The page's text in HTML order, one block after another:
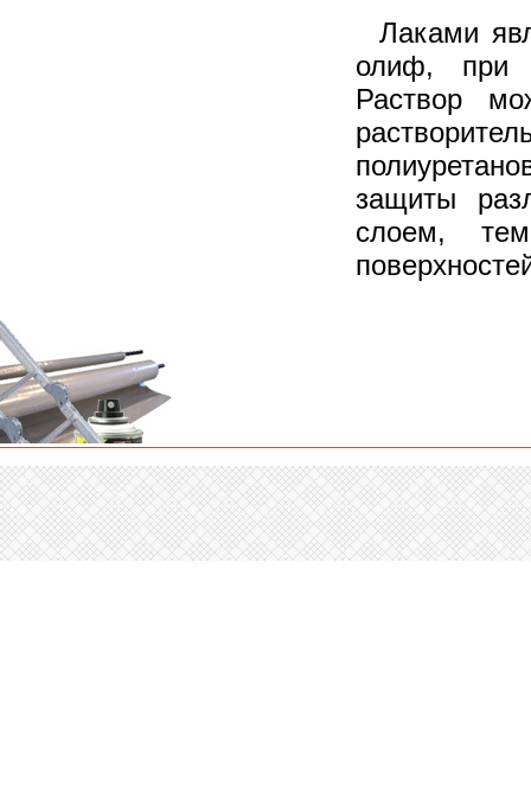
Лаками
олиф, при
Раствор
защиты
слоем,